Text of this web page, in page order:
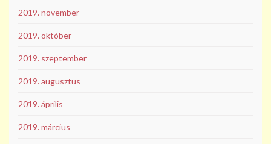
2019. november
2019. október
2019. szeptember
2019. augusztus
2019. április
2019. március